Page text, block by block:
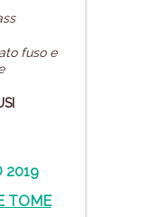
fuso e
2019
TOME